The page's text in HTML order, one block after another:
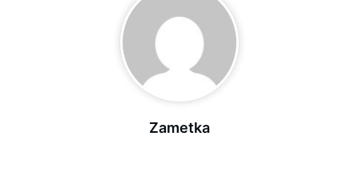
Zametka